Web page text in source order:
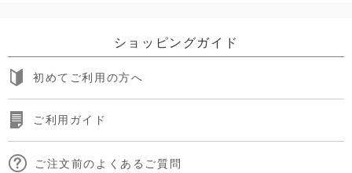
ショッピングガイド
初めてご利用の方へ
ご利用ガイド
ご注文前のよくあるご質問